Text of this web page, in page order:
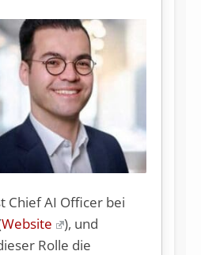
Chief AI Officer bei
Website
), und
Rolle die